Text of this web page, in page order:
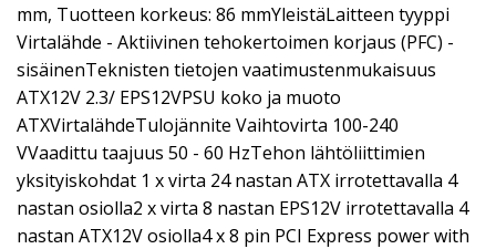
mm, Tuotteen korkeus: 86 mmYleistäLaitteen tyyppi
Virtalähde - Aktiivinen tehokertoimen korjaus (PFC) -
sisäinenTeknisten tietojen vaatimustenmukaisuus
ATX12V 2.3/ EPS12VPSU koko ja muoto
ATXVirtalähdeTulojännite Vaihtovirta 100-240
VVaadittu taajuus 50 - 60 HzTehon lähtöliittimien
yksityiskohdat 1 x virta 24 nastan ATX irrotettavalla 4
nastan osiolla2 x virta 8 nastan EPS12V irrotettavalla 4
nastan ATX12V osiolla4 x 8 pin PCI Express power with